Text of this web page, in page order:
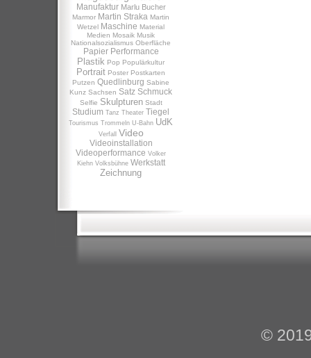
Manufaktur Marlu Bucher
Marmor Martin Straka Martin
Wetzel Maschine Material
Medien Mosaik Musik
Nationalsozialismus Oberfläche
Papier Performance
Plastik Pop Populärkultur
Portrait Poster Postkarten
Putzen Quedlinburg Sabine
Kunz Sachsen Satz Schmuck
Selfie Skulpturen Stadt
Studium Tanz Theater Tiegel
Tourismus Trommeln U-Bahn UdK
Verfall Video
Videoinstallation
Videoperformance Volker
Kiehn Volksbühne Werkstatt
Zeichnung
©